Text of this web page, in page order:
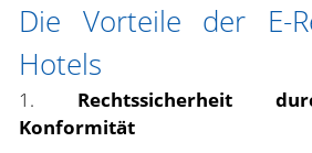
Die Vorteile der E-
Hotels
1.
Rechtssicherheit
Konformität